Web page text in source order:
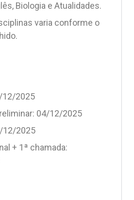
Biologia e Atualidades.
varia conforme o
12/2025
04/12/2025
12/2025
+ 1ª chamada: